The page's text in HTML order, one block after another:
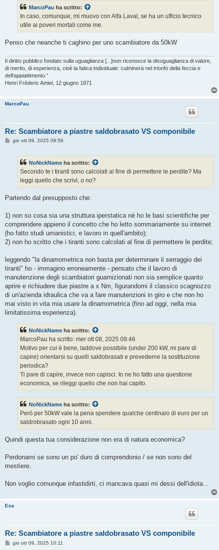
MarcoPau ha scritto:
In caso, comunque, mi muovo con Alfa Laval, se ha un ufficio tecnico
utile ai poveri mortali come me.
Penso che neanche ti caghino per uno scambiatore da 50kW
Il diritto pubblico fondato sulla uguaglianza [...]non riconosce la disuguaglianza di valore,
di merito, di esperienza, cioè la fatica individuale: culminerà nel trionfo della feccia e
dell'appiattimento.”
Henri Fréderic Amiel, 12 giugno 1871
MarcoPau
Re: Scambiatore a piastre saldobrasato VS componibile
Mgio ott 09, 2025 09:56
NoNickName ha scritto:
Secondo te i tiranti sono calcolati al fine di permettere le perdite? Ma
leggi quello che scrivi, o no?
Partendo dal presupposto che:
1) non so cosa sia una struttura iperstatica né ho le basi scientifiche per
comprendere appieno il concetto che ho letto sommariamente su internet
(ho fatto studi umanistici, e lavoro in quell'ambito);
2) non ho scritto che i tiranti sono calcolati al fine di permettere le perdite;
leggendo "la dinamometrica non basta per determinare il serraggio dei
tiranti" ho - immagino erroneamente - pensato che il lavoro di
manutenzione degli scambiatori guarnizionati non sia semplice quanto
aprire e richiudere due piastre a x Nm, figurandomi il classico scagnozzo
di un'azienda idraulica che va a fare manutenzioni in giro e che non ho
mai visto in vita mia usare la dinamometrica (fino ad oggi, nella mia
limitatissima esperienza).
NoNickName ha scritto:
MarcoPau ha scritto: mer ott 08, 2025 09:46
Motivo per cui è bene, laddove possibile (under 200 kW, mi pare di
capire) orientarsi su quelli saldobrasati e prevederne la sostituzione
periodica?
Ti pare di capire, invece non capisci. Io ne ho fatto una questione
economica, se rileggi quello che non hai capito.
NoNickName ha scritto:
Però per 50kW vale la pena spendere qualche centinaio di euro per un
saldrobrasato ogni 10 anni.
Quindi questa tua considerazione non era di natura economica?
Perdonami se sono un po' duro di comprendonio / se non sono del
mestiere.
Non voglio comunque infastidirti, ci mancava quasi mi dessi dell'idiota...
Esa
Re: Scambiatore a piastre saldobrasato VS componibile
Mgio ott 09, 2025 10:11